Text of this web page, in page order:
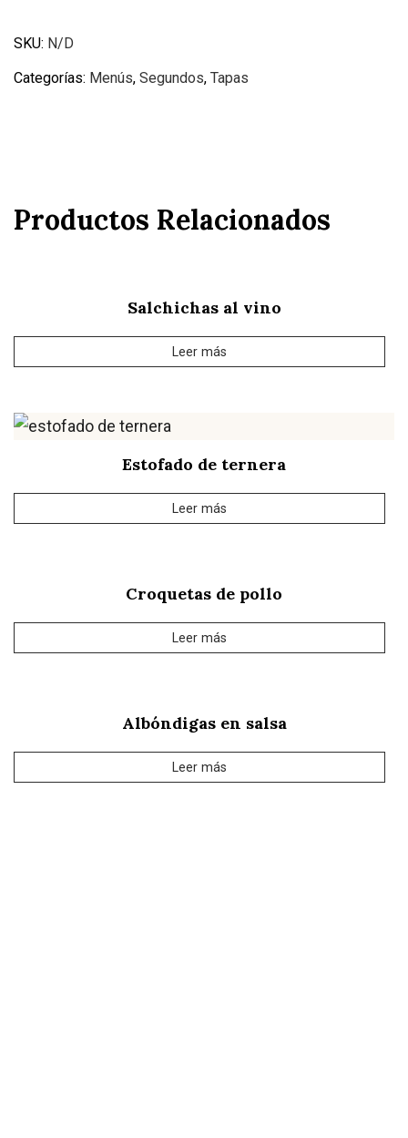
SKU: N/D
Categorías: Menús, Segundos, Tapas
Productos Relacionados
Salchichas al vino
Leer más
Estofado de ternera
Leer más
Croquetas de pollo
Leer más
Albóndigas en salsa
Leer más